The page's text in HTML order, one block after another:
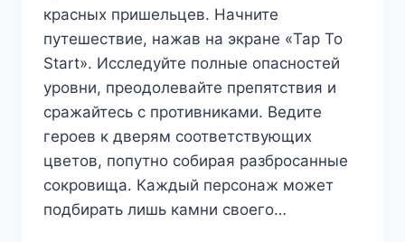
красных пришельцев. Начните
путешествие, нажав на экране «Tap To
Start». Исследуйте полные опасностей
уровни, преодолевайте препятствия и
сражайтесь с противниками. Ведите
героев к дверям соответствующих
цветов, попутно собирая разбросанные
сокровища. Каждый персонаж может
подбирать лишь камни своего…